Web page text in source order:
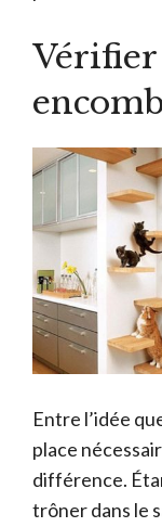
Vérifier
Entre l’idée
place
différence.
trôner dans le